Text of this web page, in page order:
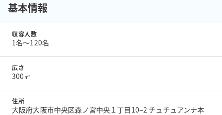
基本情報
収容人数
1名〜120名
広さ
300㎡
住所
大阪府大阪市中央区森ノ宮中央１丁目10−2 チュチュアンナ本